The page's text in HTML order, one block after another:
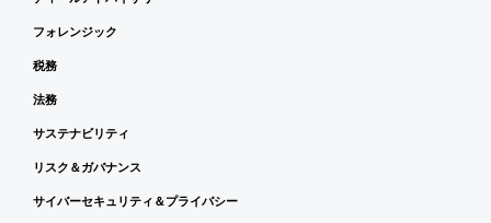
フォレンジック
税務
法務
サステナビリティ
リスク＆ガバナンス
サイバーセキュリティ＆プライバシー